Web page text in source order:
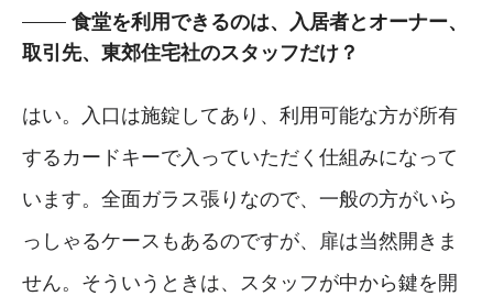
食堂を利用できるのは、入居者とオーナー、
取引先、東郊住宅社のスタッフだけ？
はい。入口は施錠してあり、利用可能な方が所有
するカードキーで入っていただく仕組みになって
います。全面ガラス張りなので、一般の方がいら
っしゃるケースもあるのですが、扉は当然開きま
せん。そういうときは、スタッフが中から鍵を開